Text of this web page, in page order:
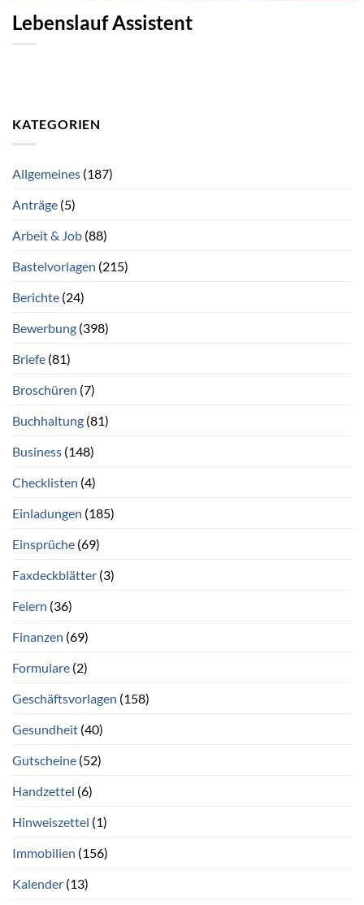
Lebenslauf Assistent
KATEGORIEN
Allgemeines (187)
Anträge (5)
Arbeit & Job (88)
Bastelvorlagen (215)
Berichte (24)
Bewerbung (398)
Briefe (81)
Broschüren (7)
Buchhaltung (81)
Business (148)
Checklisten (4)
Einladungen (185)
Einsprüche (69)
Faxdeckblätter (3)
Feiern (36)
Finanzen (69)
Formulare (2)
Geschäftsvorlagen (158)
Gesundheit (40)
Gutscheine (52)
Handzettel (6)
Hinweiszettel (1)
Immobilien (156)
Kalender (13)